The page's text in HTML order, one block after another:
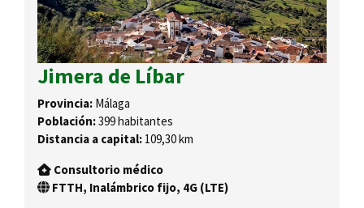
Jimera de Líbar
Provincia: Málaga
Población:399 habitantes
Distancia a capital: 109,30 km
Consultorio médico
FTTH, Inalámbrico fijo, 4G (LTE)